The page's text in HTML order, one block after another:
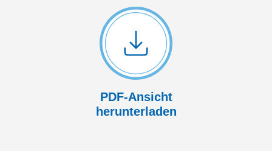
PDF-Ansicht
herunterladen